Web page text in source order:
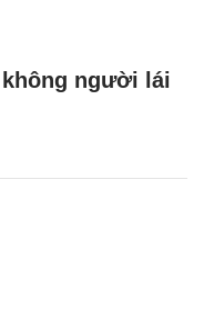
không người lái